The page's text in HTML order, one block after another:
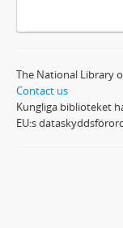
The National Library
Contact us
Kungliga biblioteket
EU:s